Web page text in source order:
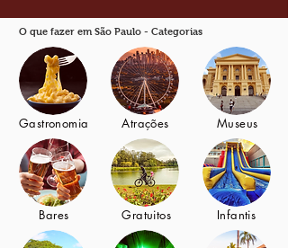
O que fazer em São Paulo - Categorias
Gastronomia
Bares
Atrações
Gratuitos
Museus
Infantis